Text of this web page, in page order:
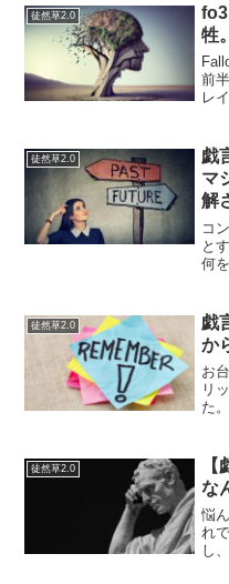
徒然草2.0
牲
前
レ
に
か
徒然草2.0
戯
マ
解
コ
と
何
の
て
徒然草2.0
戯
か
お
リ
た
ま
写
徒然草2.0
な
悩
れ
し